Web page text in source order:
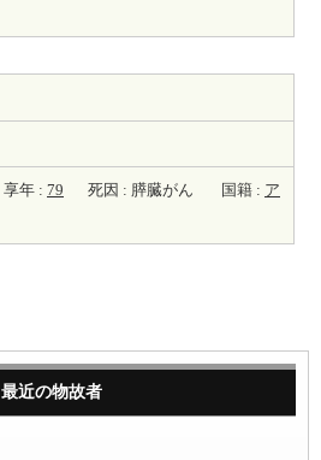
享年 : 79 死因 : 膵臓がん 国籍 : ア
最近の物故者